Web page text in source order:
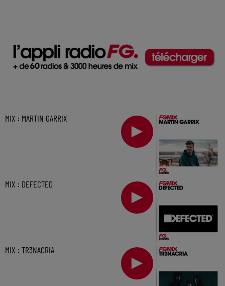
MIX : MARTIN GARRIX
MIX : DEFECTED
MIX : TR3NACRIA